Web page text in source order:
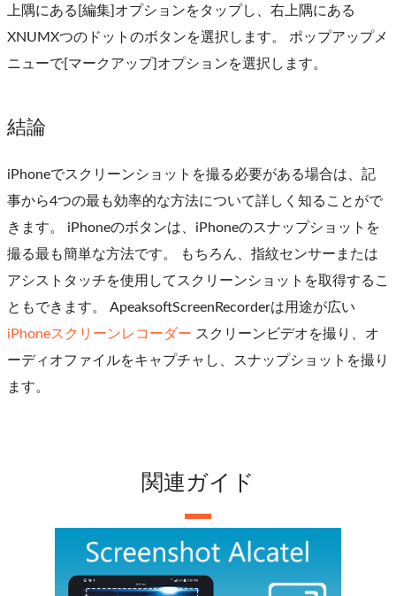
上隅にある[編集]オプションをタップし、右上隅にある
XNUMXつのドットのボタンを選択します。 ポップアップメ
ニューで[マークアップ]オプションを選択します。
結論
iPhoneでスクリーンショットを撮る必要がある場合は、記
事から4つの最も効率的な方法について詳しく知ることがで
きます。 iPhoneのボタンは、iPhoneのスナップショットを
撮る最も簡単な方法です。 もちろん、指紋センサーまたは
アシストタッチを使用してスクリーンショットを取得するこ
ともできます。 ApeaksoftScreenRecorderは用途が広い
iPhoneスクリーンレコーダー スクリーンビデオを撮り、オ
ーディオファイルをキャプチャし、スナップショットを撮り
ます。
関連ガイド